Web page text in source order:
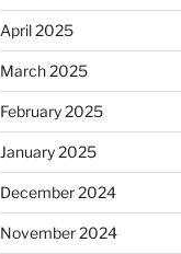
April 2025
March 2025
February 2025
January 2025
December 2024
November 2024